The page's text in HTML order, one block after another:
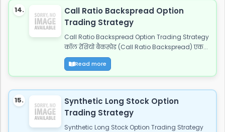
14.
Call Ratio Backspread Option
Trading Strategy
Call Ratio Backspread Option Trading Strategy
कॉल रेशियो बैकस्प्रेड (Call Ratio Backspread) एक...
Read more
15.
Synthetic Long Stock Option
Trading Strategy
Synthetic Long Stock Option Trading Strategy